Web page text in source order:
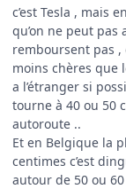
c’est Tesla , mais
qu’on ne peut
remboursent pas
moins chères que
a l’étranger si
tourne à 40 ou 50
autoroute ..
Et en Belgique la
centimes c’est
autour de 50 ou